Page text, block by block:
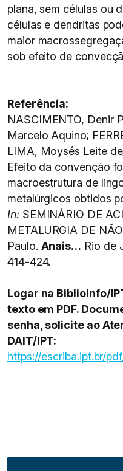
plana, sem células ou
células e dendritas
maior
sob efeito de
Referência:
NASCIMENTO, Denir
Marcelo Aquino;
LIMA, Moysés Leite
Efeito da convenção
macroestrutura de
metalúrgicos obtidos
In: SEMINÁRIO DE
METALURGIA DE
Paulo. Anais… Rio de
414-424.
Logar na BiblioInfo/
texto em PDF.
senha, solicite ao
DAIT/IPT:
https://escriba.ipt.br/